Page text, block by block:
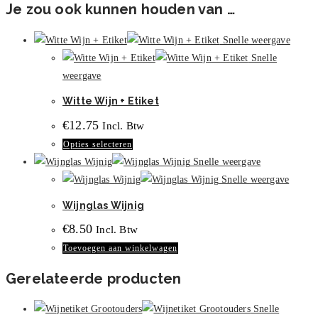
Je zou ook kunnen houden van …
Snelle weergave
Snelle
weergave
Witte Wijn + Etiket
€12.75 Incl. Btw
Opties selecteren
product
heeft
variaties.
Deze
optie
gekozen
worden
Snelle weergave
Snelle weergave
Wijnglas Wijnig
€8.50 Incl. Btw
Toevoegen aan winkelwagen
Gerelateerde producten
Snelle